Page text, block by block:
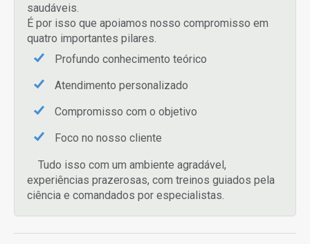
saudáveis.
É por isso que apoiamos nosso compromisso em
quatro importantes pilares.
Profundo conhecimento teórico
Atendimento personalizado
Compromisso com o objetivo
Foco no nosso cliente
Tudo isso com um ambiente agradável,
experiências prazerosas, com treinos guiados pela
ciência e comandados por especialistas.